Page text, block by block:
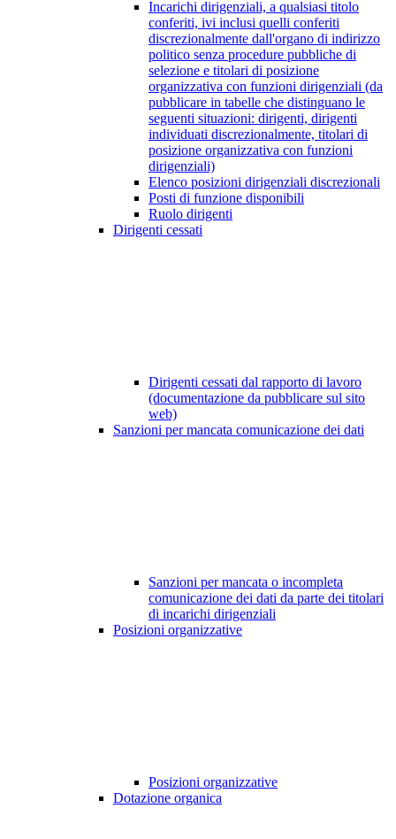
Incarichi dirigenziali, a qualsiasi titolo
conferiti, ivi inclusi quelli conferiti
discrezionalmente dall'organo di indirizzo
politico senza procedure pubbliche di
selezione e titolari di posizione
organizzativa con funzioni dirigenziali (da
pubblicare in tabelle che distinguano le
seguenti situazioni: dirigenti, dirigenti
individuati discrezionalmente, titolari di
posizione organizzativa con funzioni
dirigenziali)
Elenco posizioni dirigenziali discrezionali
Posti di funzione disponibili
Ruolo dirigenti
Dirigenti cessati
Dirigenti cessati dal rapporto di lavoro
(documentazione da pubblicare sul sito
web)
Sanzioni per mancata comunicazione dei dati
Sanzioni per mancata o incompleta
comunicazione dei dati da parte dei titolari
di incarichi dirigenziali
Posizioni organizzative
Posizioni organizzative
Dotazione organica